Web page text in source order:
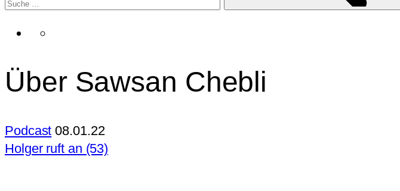
Über Sawsan Chebli
Podcast 08.01.22
Holger ruft an (53)